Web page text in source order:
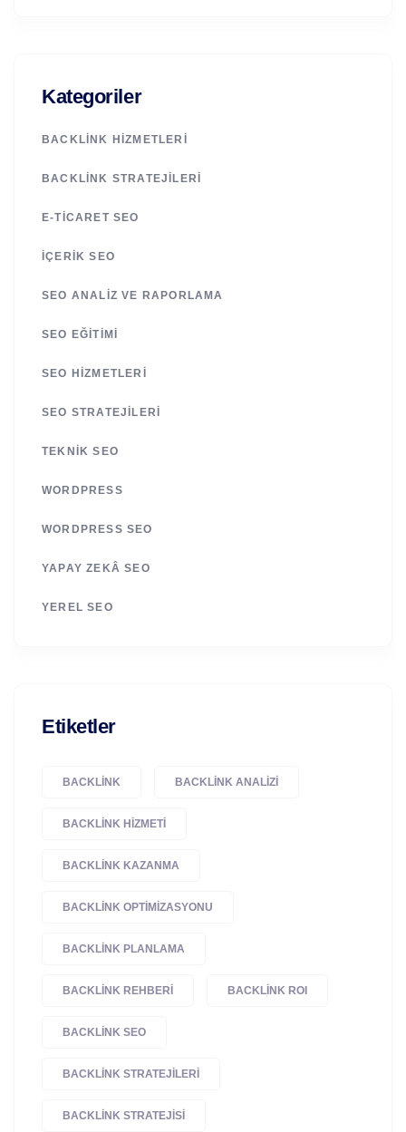
Kategoriler
BACKLINK HIZMETLERI
BACKLINK STRATEJILERI
E-TICARET SEO
İÇERIK SEO
SEO ANALIZ VE RAPORLAMA
SEO EĞITIMI
SEO HIZMETLERI
SEO STRATEJILERI
TEKNIK SEO
WORDPRESS
WORDPRESS SEO
YAPAY ZEKÂ SEO
YEREL SEO
Etiketler
BACKLINK BACKLINK ANALIZI
BACKLINK HIZMETI
BACKLINK KAZANMA
BACKLINK OPTIMIZASYONU
BACKLINK PLANLAMA
BACKLINK REHBERI BACKLINK ROI
BACKLINK SEO
BACKLINK STRATEJILERI
BACKLINK STRATEJISI